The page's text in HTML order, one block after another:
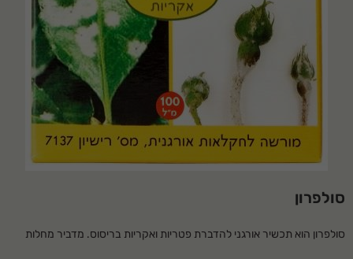
סולפרון
סולפרון הוא תכשיר אורגני להדברת פטריות ואקריות בריסוס. מדביר מחלות